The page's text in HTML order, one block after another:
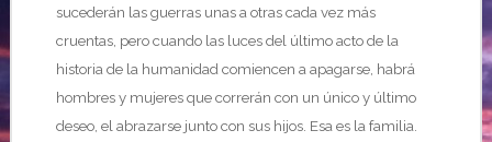
sucederán las guerras unas a otras cada vez más
cruentas, pero cuando las luces del último acto de la
historia de la humanidad comiencen a apagarse, habrá
hombres y mujeres que correrán con un único y último
deseo, el abrazarse junto con sus hijos. Esa es la familia.